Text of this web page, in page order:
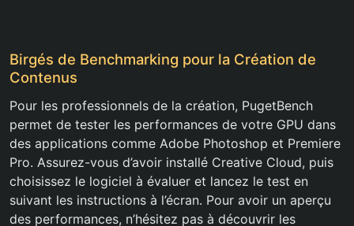
Birgés de Benchmarking pour la Création de
Contenus
Pour les professionnels de la création, PugetBench
permet de tester les performances de votre GPU dans
des applications comme Adobe Photoshop et Premiere
Pro. Assurez-vous d’avoir installé Creative Cloud, puis
choisissez le logiciel à évaluer et lancez le test en
suivant les instructions à l’écran. Pour avoir un aperçu
des performances, n’hésitez pas à découvrir les